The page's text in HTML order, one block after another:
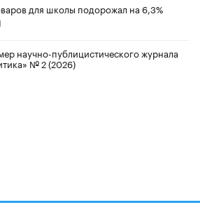
для школы подорожал на 6,3%
научно-публицистического журнала
№ 2 (2026)